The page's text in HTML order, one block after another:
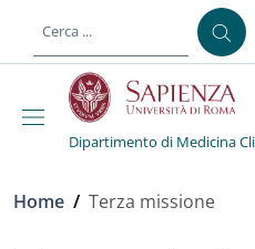
al contenuto principale
Dipartimento di Medicina
Briciole di pane
Home / Terza missione